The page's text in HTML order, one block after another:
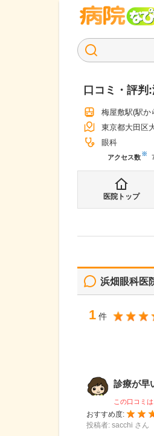
口コミ・評判:
梅屋敷駅(駅か
東京都大田区
眼科
アクセス数※
医院トップ
浜畑眼科医
1 件
診療が早
この口コミ
おすすめ度:
投稿者: sacchi さん